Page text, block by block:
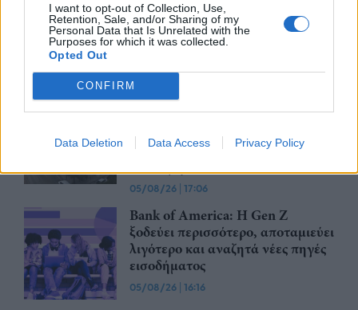
I want to opt-out of Collection, Use,
Retention, Sale, and/or Sharing of my
Personal Data that Is Unrelated with the
Purposes for which it was collected.
Opted Out
CONFIRM
Data Deletion Data Access Privacy Policy
πετρέλαιο, πιο ευάλωτη στο
φυσικό αέριο η Ευρώπη
06/08/26 17:34
Η παγκόσμια αγορά Ιδιωτικών
Κεφαλαίων (PE) παραμένει
ανθεκτική, με τις επενδύσεις να
ξεπερνούν το 1 τρισ. δολάρια το
05/08/26 | 17:06
Bank of America: Η Gen Z
ξoδεύει περισσότερο, αποταμιεύει
λιγότερο και αναζητά νέες πηγές
εισοδήματος
05/08/26 | 16:16